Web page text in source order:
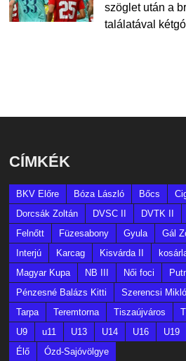
szöglet után a
találatával
CÍMKÉK
BKV Előre Bóza László Bőcs
Dorcsák Zoltán
DVSC II DVTK II
Felnőtt
Füzesabony Gyula Gál
Interjú
Karcag Kisvárda II
Magyar Kupa
NB III Női foci
Pénzesné Balázs Kitti
Szerencsi
Tarpa
Teremtorna Tiszaújváros
U9
u11 U13 U14 U16 U19
Élő
Ózd-Sajóvölgye